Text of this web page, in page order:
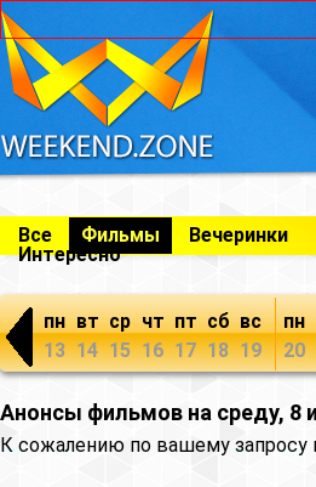
Все Фильмы Вечеринки
Интересно
пн
13
вт
14
ср
15
чт
16
пт
17
сб
18
вс
19
пн
20
Анонсы фильмов на среду, 8
К сожалению по вашему запросу